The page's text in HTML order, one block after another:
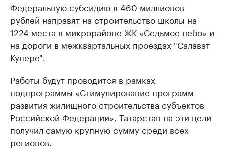
Федеральную субсидию в 460 миллионов
рублей направят на строительство школы на
1224 места в микрорайоне ЖК «Седьмое небо» и
на дороги в межквартальных проездах "Салават
Купере".
Работы будут проводится в рамках
подпрограммы «Стимулирование программ
развития жилищного строительства субъектов
Российской Федерации». Татарстан на эти цели
получил самую крупную сумму среди всех
регионов.